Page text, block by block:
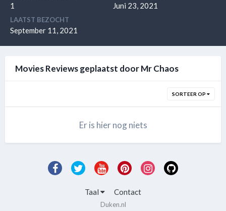
1 Juni 23, 2021
LAATST BEZOCHT
September 11, 2021
Movies Reviews geplaatst door Mr Chaos
SORTEER OP
Er is hier nog niets
Taal Contact
Duken.nl